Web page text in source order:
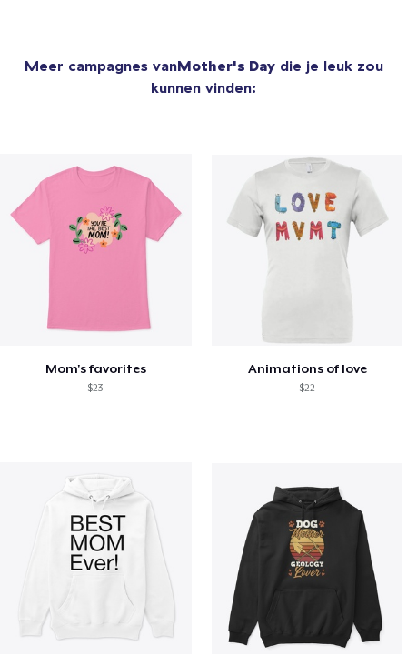
Meer campagnes vanMother's Daydie je leuk zou
kunnen vinden:
Mom's favorites
$23
Animations of love
$22